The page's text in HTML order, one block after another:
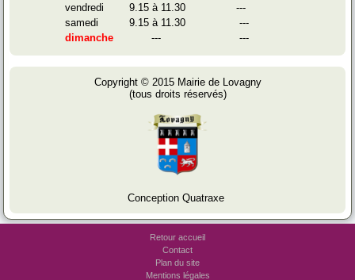
vendredi
9.15 à 11.30
---
samedi
9.15 à 11.30
---
dimanche
--- ---
Copyright © 2015 Mairie de Lovagny
(tous droits réservés)
Conception Quatraxe
Retour accueil
Contact
Plan du site
Mentions légales